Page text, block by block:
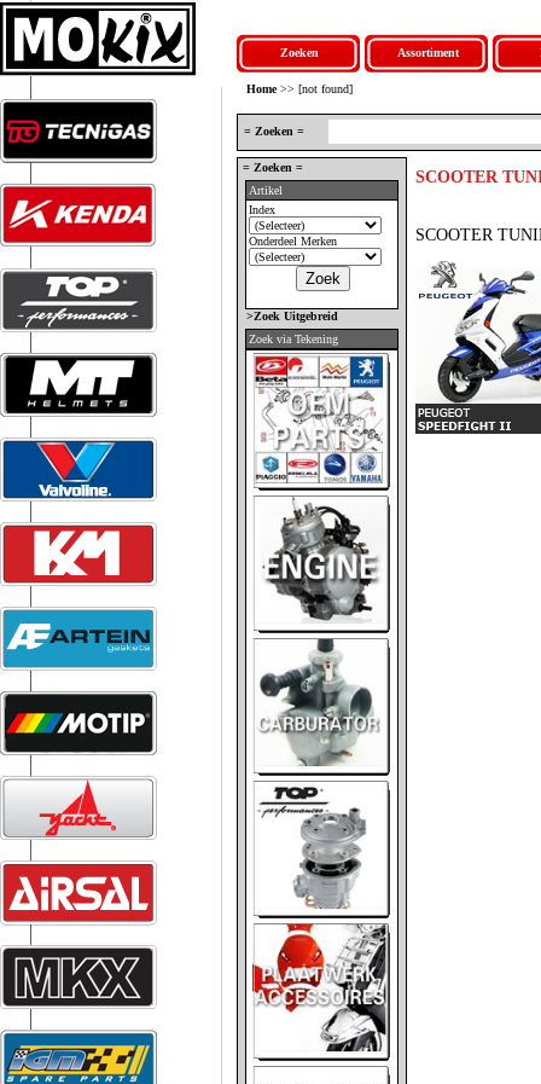
Zoeken Assortiment
Home>> [not found]
= Zoeken =
= Zoeken =
Artikel
Index
Onderdeel Merken
>Zoek Uitgebreid
Zoek via Tekening
SCOOTER
SCOOTER